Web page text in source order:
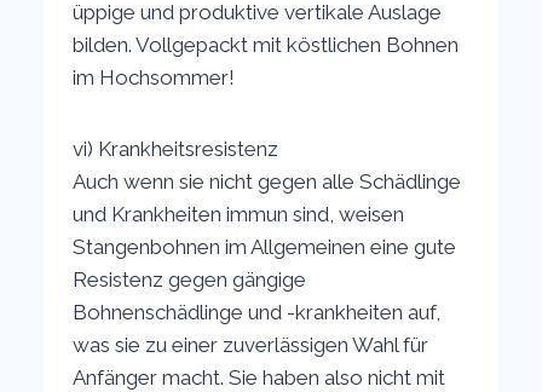
üppige und produktive vertikale Auslage
bilden. Vollgepackt mit köstlichen Bohnen
im Hochsommer!
vi) Krankheitsresistenz
Auch wenn sie nicht gegen alle Schädlinge
und Krankheiten immun sind, weisen
Stangenbohnen im Allgemeinen eine gute
Resistenz gegen gängige
Bohnenschädlinge und -krankheiten auf,
was sie zu einer zuverlässigen Wahl für
Anfänger macht. Sie haben also nicht mit